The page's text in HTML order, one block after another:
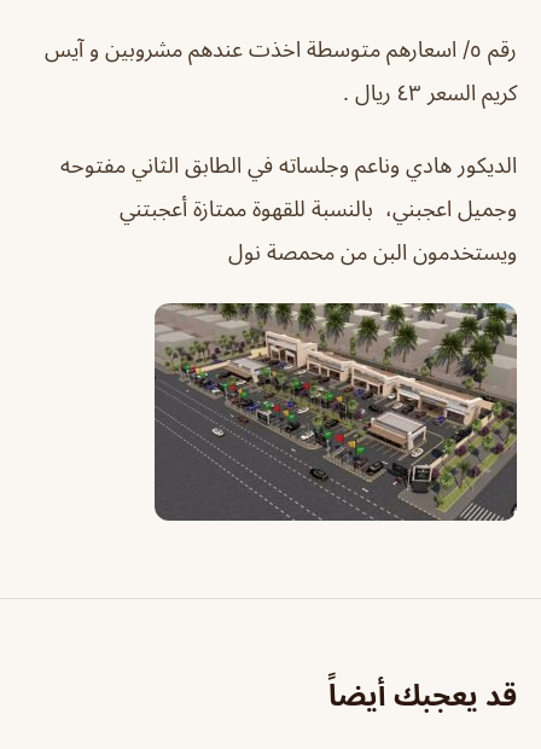
رقم ٥/ اسعارهم متوسطة اخذت عندهم مشروبين و آيس
كريم السعر ٤٣ ريال .
الديكور هادي وناعم وجلساته في الطابق الثاني مفتوحه
وجميل اعجبني، بالنسبة للقهوة ممتازة أعجبتني
ويستخدمون البن من محمصة نول
قد يعجبك أيضاً